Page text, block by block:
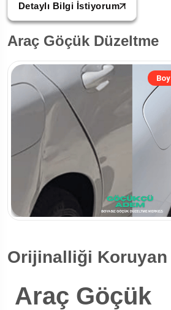
Detaylı Bilgi İstiyorum
Araç Göçük Düzeltme
Orijinalliği Koruyan
Araç Göçük